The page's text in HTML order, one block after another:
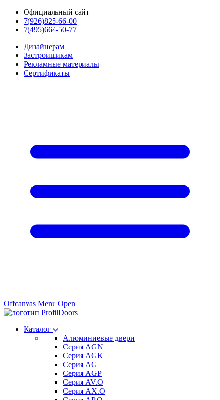
Официальный сайт
7(926)825-66-00
7(495)664-50-77
Дизайнерам
Застройщикам
Рекламные материалы
Сертификаты
Offcanvas Menu Open
Каталог
Алюминиевые двери
Серия AGN
Серия AGK
Серия AG
Серия AGP
Серия AV.O
Серия AX.O